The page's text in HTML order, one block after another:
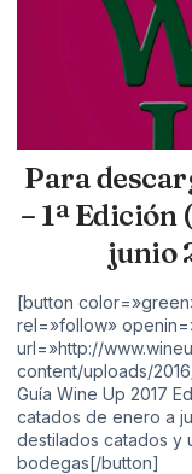
Para
– 1ª Edición
junio
[button
rel=»follow»
url=»http://
content/uploads/
Guía Wine Up 2017
catados de enero a
destilados catados y
bodegas[/button]